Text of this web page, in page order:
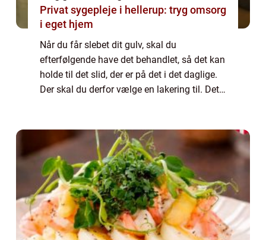
Privat sygepleje i hellerup: tryg omsorg
i eget hjem
Når du får slebet dit gulv, skal du
efterfølgende have det behandlet, så det kan
holde til det slid, der er på det i det daglige.
Der skal du derfor vælge en lakering til. Det